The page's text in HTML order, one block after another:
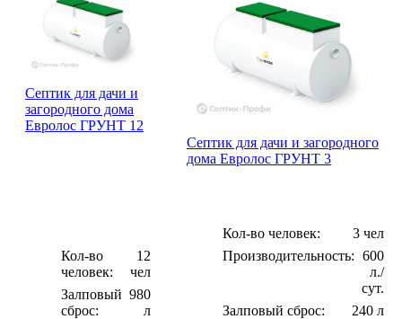
Септик для дачи и
загородного дома
Евролос ГРУНТ 12
Кол-во
человек:
12
чел
Залповый
сброс:
980
л
Септик для дачи и загородного
дома Евролос ГРУНТ 3
Кол-во человек:
3 чел
Производительность: 600
л./
сут.
Залповый сброс:
240 л